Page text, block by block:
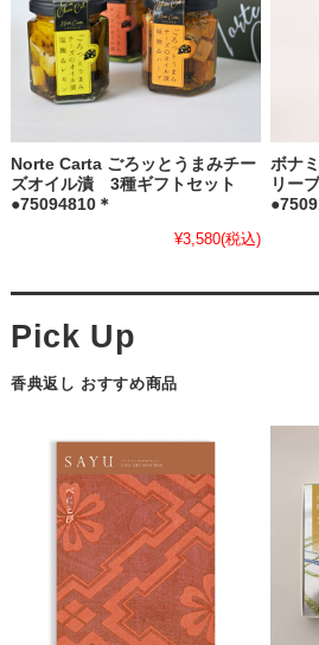
Norte Carta ごろッとうまみチー
ズオイル漬 3種ギフトセット
●75094810＊
¥3,580(税込)
ボナ
リー
香典返し おすすめ商品